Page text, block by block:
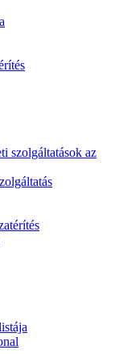
szolgáltatások az